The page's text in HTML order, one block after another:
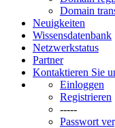
Domain
Neuigkeiten
Wissensdatenbank
Netzwerkstatus
Partner
Kontaktieren Sie
Einloggen
Registrieren
-----
Passwort